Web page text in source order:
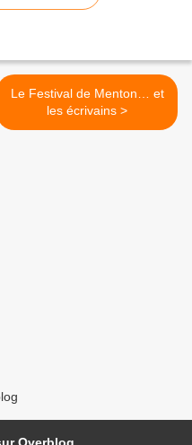
Le Festival de Menton… et
les écrivains >